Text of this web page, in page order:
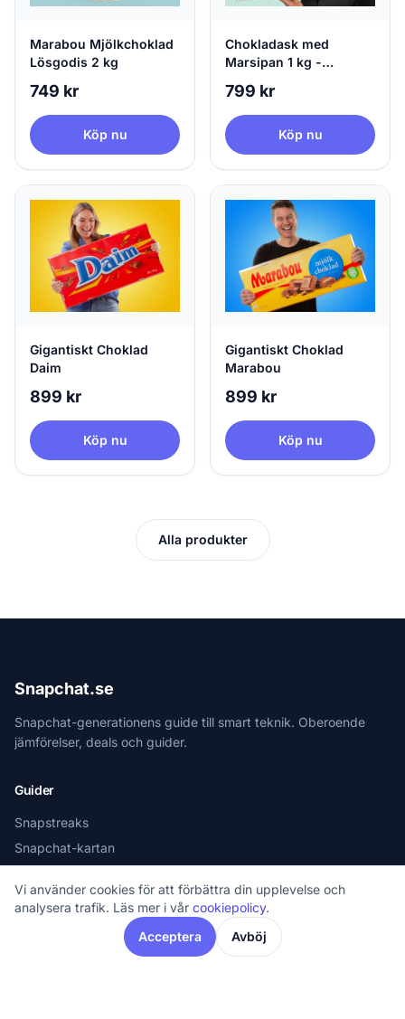
Marabou Mjölkchoklad
Lösgodis 2 kg
749 kr
Köp nu
Chokladask med
Marsipan 1 kg -
799 kr
Köp nu
Gigantiskt Choklad
Daim
899 kr
Köp nu
Gigantiskt Choklad
Marabou
899 kr
Köp nu
Alla produkter
Snapchat.se
Snapchat-generationens guide till smart teknik. Oberoende
jämförelser, deals och guider.
Guider
Snapstreaks
Snapchat-kartan
Lösenord
Snapchat vs Instagram
Vi använder cookies för att förbättra din upplevelse och
analysera trafik. Läs mer i vår cookiepolicy.
Acceptera
Avböj